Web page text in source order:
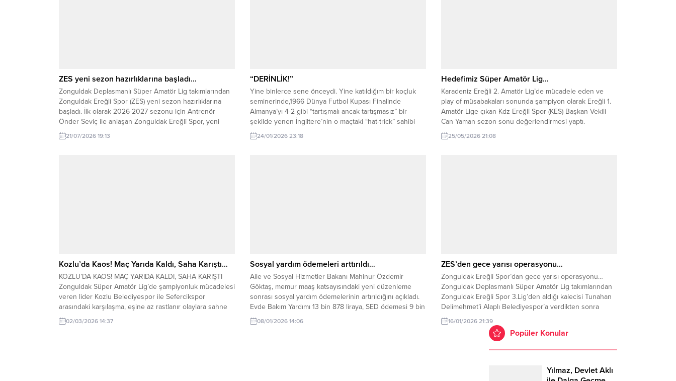
ZES yeni sezon hazırlıklarına başladı…
Zonguldak Deplasmanlı Süper Amatör Lig takımlarından
Zonguldak Ereğli Spor (ZES) yeni sezon hazırlıklarına
başladı. İlk olarak 2026-2027 sezonu için Antrenör
Önder Seviç ile anlaşan Zonguldak Ereğli Spor, yeni
sezon çalışmalarını start verdiğini açıkladı. Zonguldak
Ereğli Spor Transfer Komitesi Başkanı Umut Yüksel Kuru
21/07/2026 19:13
“DERİNLİK!”
Yine binlerce sene önceydi. Yine katıldığım bir koçluk
seminerinde,1966 Dünya Futbol Kupası Finalinde
Almanya’yı 4-2 gibi “tartışmalı ancak tartışmasız” bir
şekilde yenen İngiltere’nin o maçtaki “hat-trick” sahibi
Geoff Hurst ile tanışma ve sohbet fırsatı bulmuştum. O
zamanlar İngiliz Milli Takımı senelerdir süregelen bir
24/01/2026 23:18
Hedefimiz Süper Amatör Lig…
Karadeniz Ereğli 2. Amatör Lig’de mücadele eden ve
play of müsabakaları sonunda şampiyon olarak Ereğli 1.
Amatör Lige çıkan Kdz Ereğli Spor (KES) Başkan Vekili
Can Yaman sezon sonu değerlendirmesi yaptı.
25/05/2026 21:08
Kozlu’da Kaos! Maç Yarıda Kaldı, Saha Karıştı…
KOZLU’DA KAOS! MAÇ YARIDA KALDI, SAHA KARIŞTI
Zonguldak Süper Amatör Lig’de şampiyonluk mücadelesi
veren lider Kozlu Belediyespor ile Sefercikspor
arasındaki karşılaşma, eşine az rastlanır olaylara sahne
oldu. Kırmızı kartlar, hakeme tepki ve oyuncu sayısının
6’ya düşmesiyle maç 49. dakikada tatil edildi. Kozlu
02/03/2026 14:37
Sosyal yardım ödemeleri arttırıldı…
Aile ve Sosyal Hizmetler Bakanı Mahinur Özdemir
Göktaş, memur maaş katsayısındaki yeni düzenleme
sonrası sosyal yardım ödemelerinin artırıldığını açıkladı.
Evde Bakım Yardımı 13 bin 878 liraya, SED ödemesi 9 bin
723 liraya yükseldi. Aile ve Sosyal Hizmetler Bakanı
Mahinur Özdemir Göktaş, toplumun dezavantajlı
08/01/2026 14:06
ZES’den gece yarısı operasyonu…
Zonguldak Ereğli Spor’dan gece yarısı operasyonu…
Zonguldak Deplasmanlı Süper Amatör Lig takımlarından
Zonguldak Ereğli Spor 3.Lig’den aldığı kalecisi Tunahan
Delimehmet’i Alaplı Belediyespor’a verdikten sonra
sessizliğe bürünmüştü. Transfer çalışmalarını sessizce
yürüten Zonguldak Ereğli Spor yine 3. Lig takımlarından
Karabük İdman Yurduspor’da forma giyen Kaleci Hasan
16/01/2026 21:39
Popüler Konular
Yılmaz, Devlet Aklı